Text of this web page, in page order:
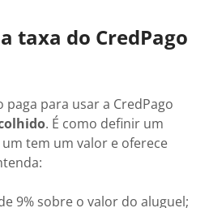
taxa do CredPago
para usar a CredPago
. É como definir um
tem um valor e oferece
9% sobre o valor do aluguel;